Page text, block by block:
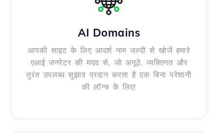
AI Domains
आपकी साइट के लिए आदर्श नाम जल्दी से खोजें हमारे
एआई जनरेटर की मदद से, जो अनूठे, व्यक्तिगत और
तुरंत उपलब्ध सुझाव प्रदान करता है एक बिना परेशानी
की लॉन्च के लिए!